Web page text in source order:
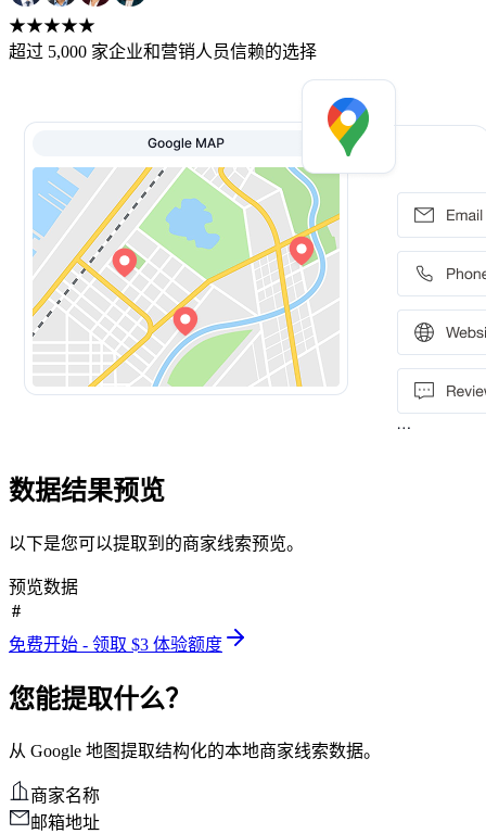
★★★★★
超过 5,000 家企业和营销人员信赖的选择
数据结果预览
以下是您可以提取到的商家线索预览。
预览数据
#
免费开始 - 领取 $3 体验额度
您能提取什么？
从 Google 地图提取结构化的本地商家线索数据。
商家名称
邮箱地址